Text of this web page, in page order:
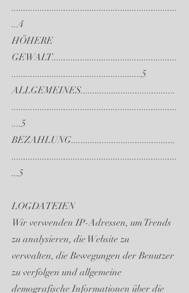
......................................................................
...4
HÖHERE
GEWALT.....................................................
.......................................................5
ALLGEMEINES........................................
......................................................................
....5
BEZAHLUNG............................................
......................................................................
...5
LOGDATEIEN
Wir verwenden IP-Adressen, um Trends
zu analysieren, die Website zu
verwalten, die Bewegungen der Benutzer
zu verfolgen und allgemeine
demografische Informationen über die